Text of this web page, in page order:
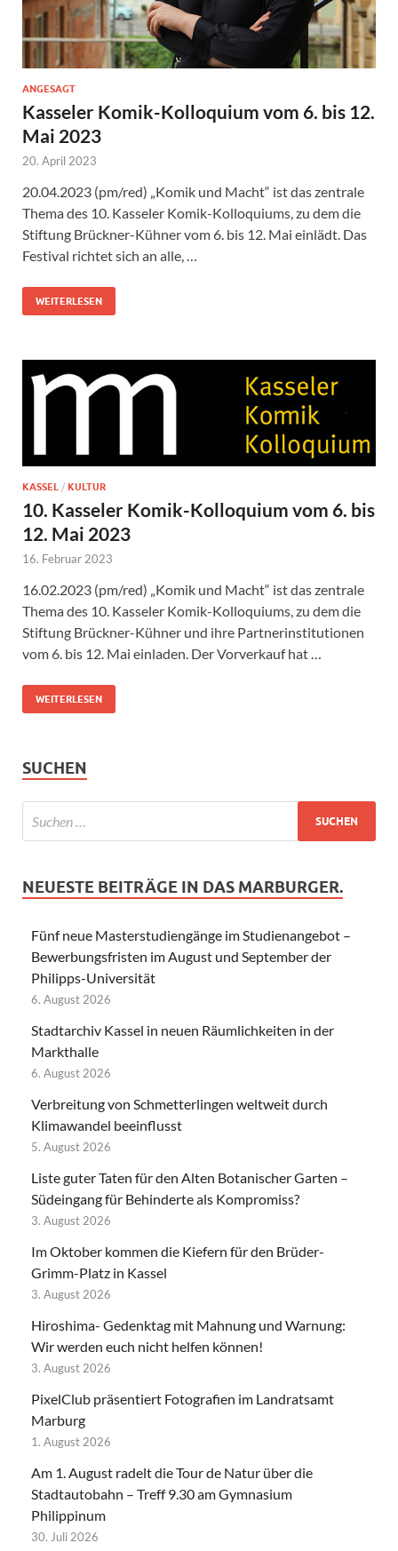
ANGESAGT
Kasseler Komik-Kolloquium vom 6. bis 12.
Mai 2023
20. April 2023
20.04.2023 (pm/red) „Komik und Macht“ ist das zentrale
Thema des 10. Kasseler Komik-Kolloquiums, zu dem die
Stiftung Brückner-Kühner vom 6. bis 12. Mai einlädt. Das
Festival richtet sich an alle, …
WEITERLESEN
KASSEL / KULTUR
10. Kasseler Komik-Kolloquium vom 6. bis
12. Mai 2023
16. Februar 2023
16.02.2023 (pm/red) „Komik und Macht“ ist das zentrale
Thema des 10. Kasseler Komik-Kolloquiums, zu dem die
Stiftung Brückner-Kühner und ihre Partnerinstitutionen
vom 6. bis 12. Mai einladen. Der Vorverkauf hat …
WEITERLESEN
SUCHEN
NEUESTE BEITRÄGE IN DAS MARBURGER.
Fünf neue Masterstudiengänge im Studienangebot –
Bewerbungsfristen im August und September der
Philipps-Universität
6. August 2026
Stadtarchiv Kassel in neuen Räumlichkeiten in der
Markthalle
6. August 2026
Verbreitung von Schmetterlingen weltweit durch
Klimawandel beeinflusst
5. August 2026
Liste guter Taten für den Alten Botanischer Garten –
Südeingang für Behinderte als Kompromiss?
3. August 2026
Im Oktober kommen die Kiefern für den Brüder-
Grimm-Platz in Kassel
3. August 2026
Hiroshima- Gedenktag mit Mahnung und Warnung:
Wir werden euch nicht helfen können!
3. August 2026
PixelClub präsentiert Fotografien im Landratsamt
Marburg
1. August 2026
Am 1. August radelt die Tour de Natur über die
Stadtautobahn – Treff 9.30 am Gymnasium
Philippinum
30. Juli 2026